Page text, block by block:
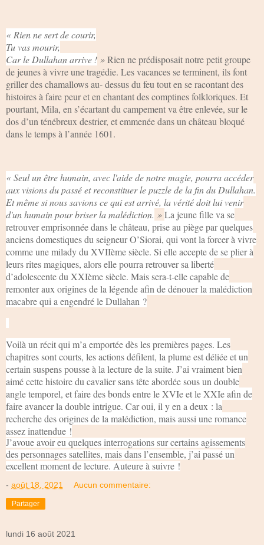
« Rien ne sert de courir,
Tu vas mourir,
Car le Dullahan arrive ! »Rien ne prédisposait notre petit groupe
de jeunes à vivre une tragédie. Les vacances se terminent, ils font
griller des chamallows au- dessus du feu tout en se racontant des
histoires à faire peur et en chantant des comptines folkloriques. Et
pourtant, Mila, en s’écartant du campement va être enlevée, sur le
dos d’un ténébreux destrier, et emmenée dans un château bloqué
dans le temps à l’année 1601.
« Seul un être humain, avec l'aide de notre magie, pourra accéder
aux visions du passé et reconstituer le puzzle de la fin du Dullahan.
Et même si nous savions ce qui est arrivé, la vérité doit lui venir
d'un humain pour briser la malédiction. »La jeune fille va se
retrouver emprisonnée dans le château, prise au piège par quelques
anciens domestiques du seigneur O’Siorai, qui vont la forcer à vivre
comme une milady du XVIIème siècle. Si elle accepte de se plier à
leurs rites magiques, alors elle pourra retrouver sa liberté
d’adolescente du XXIème siècle. Mais sera-t-elle capable de
remonter aux origines de la légende afin de dénouer la malédiction
macabre qui a engendré le Dullahan ?
Voilà un récit qui m’a emportée dès les premières pages. Les
chapitres sont courts, les actions défilent, la plume est déliée et un
certain suspens pousse à la lecture de la suite. J’ai vraiment bien
aimé cette histoire du cavalier sans tête abordée sous un double
angle temporel, et faire des bonds entre le XVIe et le XXIe afin de
faire avancer la double intrigue. Car oui, il y en a deux : la
recherche des origines de la malédiction, mais aussi une romance
assez inattendue !
J’avoue avoir eu quelques interrogations sur certains agissements
des personnages satellites, mais dans l’ensemble, j’ai passé un
excellent moment de lecture. Auteure à suivre !
- août 18, 2021 Aucun commentaire:
Partager
lundi 16 août 2021